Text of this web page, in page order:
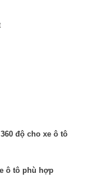
độ cho xe ô tô
ô tô phù hợp